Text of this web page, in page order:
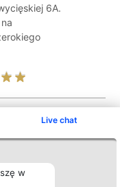
Live chat
w
6A.